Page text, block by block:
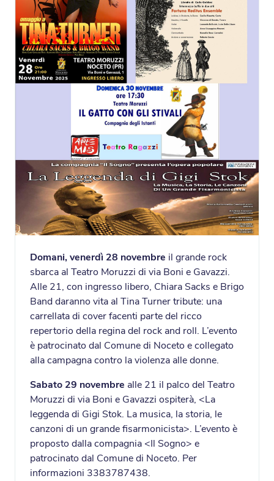
Domani, venerdì 28 novembre il grande rock
sbarca al Teatro Moruzzi di via Boni e Gavazzi.
Alle 21, con ingresso libero, Chiara Sacks e Brigo
Band daranno vita al Tina Turner tribute: una
carrellata di cover facenti parte del ricco
repertorio della regina del rock and roll. L’evento
è patrocinato dal Comune di Noceto e collegato
alla campagna contro la violenza alle donne.
Sabato 29 novembre alle 21 il palco del Teatro
Moruzzi di via Boni e Gavazzi ospiterà, <La
leggenda di Gigi Stok. La musica, la storia, le
canzoni di un grande fisarmonicista>. L’evento è
proposto dalla compagnia <Il Sogno> e
patrocinato dal Comune di Noceto. Per
informazioni 3383787438.